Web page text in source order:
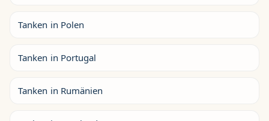
Tanken in Polen
Tanken in Portugal
Tanken in Rumänien